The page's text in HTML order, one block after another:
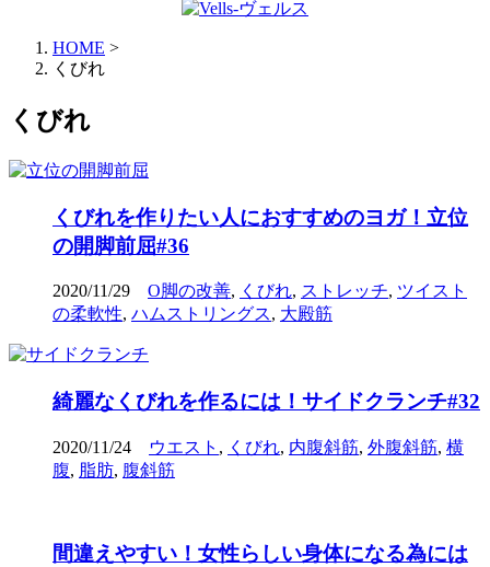
HOME >
くびれ
くびれ
くびれを作りたい人におすすめのヨガ！立位
の開脚前屈#36
2020/11/29 O脚の改善, くびれ, ストレッチ, ツイスト
の柔軟性, ハムストリングス, 大殿筋
綺麗なくびれを作るには！サイドクランチ#32
2020/11/24 ウエスト , くびれ, 内腹斜筋, 外腹斜筋, 横
腹, 脂肪, 腹斜筋
間違えやすい！女性らしい身体になる為には